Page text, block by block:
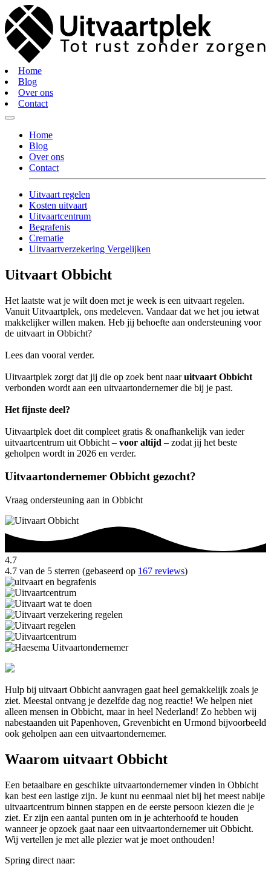
Home
Blog
Over ons
Contact
Home
Blog
Over ons
Contact
Uitvaart regelen
Kosten uitvaart
Uitvaartcentrum
Begrafenis
Crematie
Uitvaartverzekering Vergelijken
Uitvaart Obbicht
Het laatste wat je wilt doen met je week is een uitvaart regelen.
Vanuit Uitvaartplek, ons medeleven. Vandaar dat we het jou ietwat
makkelijker willen maken. Heb jij behoefte aan ondersteuning voor
de uitvaart in Obbicht?
Lees dan vooral verder.
Uitvaartplek zorgt dat jij die op zoek bent naaruitvaart Obbicht
verbonden wordt aan een uitvaartondernemer die bij je past.
Het fijnste deel?
Uitvaartplek doet dit compleet gratis & onafhankelijk van ieder
uitvaartcentrum uit Obbicht – voor altijd – zodat jij het beste
geholpen wordt in 2026 en verder.
Uitvaartondernemer Obbicht gezocht?
Vraag ondersteuning aan in Obbicht
4.7
4.7 van de 5 sterren (gebaseerd op 167 reviews)
Hulp bij uitvaart Obbicht aanvragen gaat heel gemakkelijk zoals je
ziet. Meestal ontvang je dezelfde dag nog reactie! We helpen niet
alleen mensen in Obbicht, maar in heel Nederland! Zo hebben wij
nabestaanden uit Papenhoven, Grevenbicht en Urmond bijvoorbeeld
ook geholpen aan een uitvaartondernemer.
Waarom uitvaart Obbicht
Een betaalbare en geschikte uitvaartondernemer vinden in Obbicht
kan best een lastige zijn. Je kunt nu eenmaal niet bij het meest nabije
uitvaartcentrum binnen stappen en de eerste persoon kiezen die je
ziet. Er zijn een aantal punten om in je achterhoofd te houden
wanneer je opzoek gaat naar een uitvaartondernemer uit Obbicht.
Wij vertellen je met alle plezier wat je moet onthouden!
Spring direct naar: